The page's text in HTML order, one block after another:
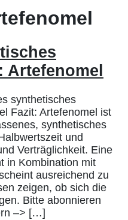
synthetisches
Fazit: Artefenomel ist
synthetisches
und
Verträglichkeit. Eine
in Kombination mit
ausreichend zu
zeigen, ob sich die
Bitte abonnieren
–> […]